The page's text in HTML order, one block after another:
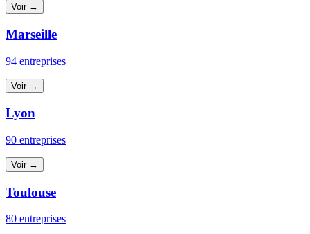
Voir →
Marseille
94 entreprises
Voir →
Lyon
90 entreprises
Voir →
Toulouse
80 entreprises